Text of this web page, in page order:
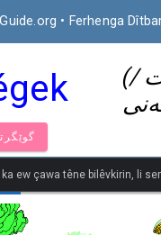
• Ferhenga
(سەوزەوات /
گوێگرتن
ew çawa têne bilêvkirin, li